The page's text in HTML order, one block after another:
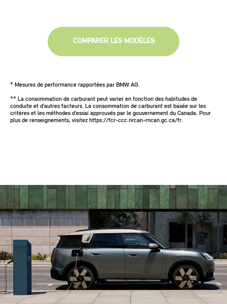
COMPARER LES MODÈLES
* Mesures de performance rapportées par BMW AG.
** La consommation de carburant peut varier en fonction des habitudes de
conduite et d’autres facteurs. La consommation de carburant est basée sur les
critères et les méthodes d’essai approuvés par le gouvernement du Canada. Pour
plus de renseignements, visitez https://fcr-ccc.nrcan-rncan.gc.ca/fr.